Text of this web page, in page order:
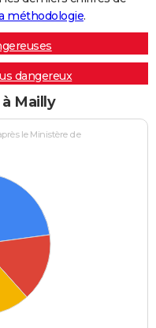
méthodologie.
dangereux
Mailly
le Ministère de